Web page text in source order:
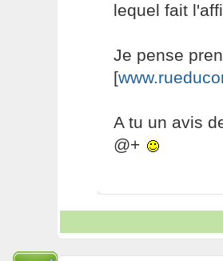
lequel fait
Je pense
[
A tu un avis
@+